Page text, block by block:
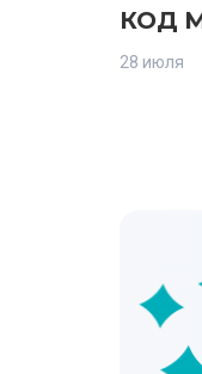
КОД
28 июля